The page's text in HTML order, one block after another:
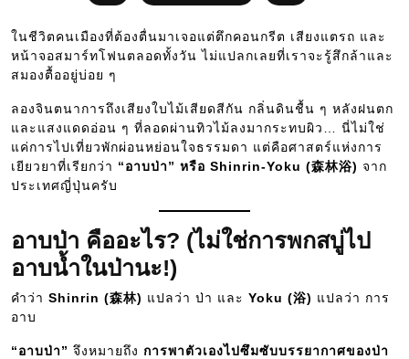
ในชีวิตคนเมืองที่ต้องตื่นมาเจอแต่ตึกคอนกรีต เสียงแตรถ และ
หน้าจอสมาร์ทโฟนตลอดทั้งวัน ไม่แปลกเลยที่เราจะรู้สึกล้าและ
สมองตื้ออยู่บ่อย ๆ
ลองจินตนาการถึงเสียงใบไม้เสียดสีกัน กลิ่นดินชื้น ๆ หลังฝนตก
และแสงแดดอ่อน ๆ ที่ลอดผ่านทิวไม้ลงมากระทบผิว… นี่ไม่ใช่
แค่การไปเที่ยวพักผ่อนหย่อนใจธรรมดา แต่คือศาสตร์แห่งการ
เยียวยาที่เรียกว่า “อาบป่า” หรือ Shinrin-Yoku (森林浴) จาก
ประเทศญี่ปุ่นครับ
อาบป่า คืออะไร? (ไม่ใช่การพกสบู่ไป
อาบน้ำในป่านะ!)
คำว่า Shinrin (森林) แปลว่า ป่า และ Yoku (浴) แปลว่า การ
อาบ
“อาบป่า” จึงหมายถึง การพาตัวเองไปซึมซับบรรยากาศของป่า